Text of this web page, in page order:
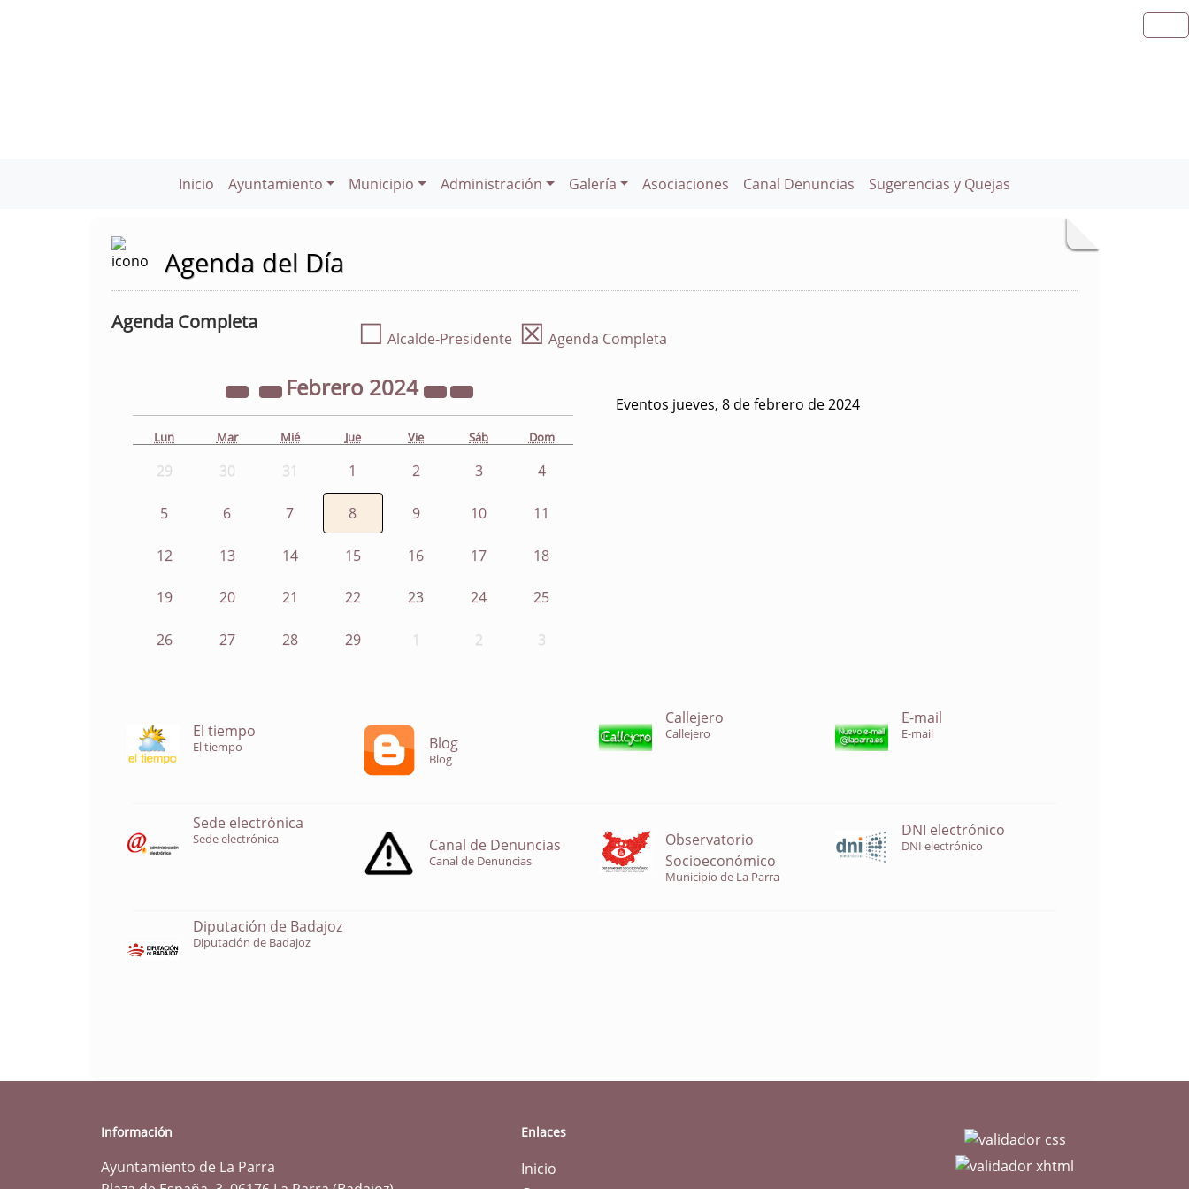
Inicio Ayuntamiento Municipio Administración Galería Asociaciones Canal Denuncias Sugerencias y Quejas
Agenda del Día
Agenda Completa ☐ Alcalde-Presidente ☒ Agenda Completa
Febrero 2024
Lun Mar Mié Jue Vie Sáb Dom
29 30 31 1 2 3 4
5 6 7 8 9 10 11
12 13 14 15 16 17 18
19 20 21 22 23 24 25
26 27 28 29 1 2 3
Eventos jueves, 8 de febrero de 2024
El tiempo
El tiempo Blog
Blog
Callejero
Callejero
E-mail
E-mail
Sede electrónica
Sede electrónica Canal de Denuncias
Canal de Denuncias
Observatorio
Socioeconómico
Municipio de La Parra
DNI electrónico
DNI electrónico
Diputación de Badajoz
Diputación de Badajoz
Información
Ayuntamiento de La Parra
Enlaces
Inicio